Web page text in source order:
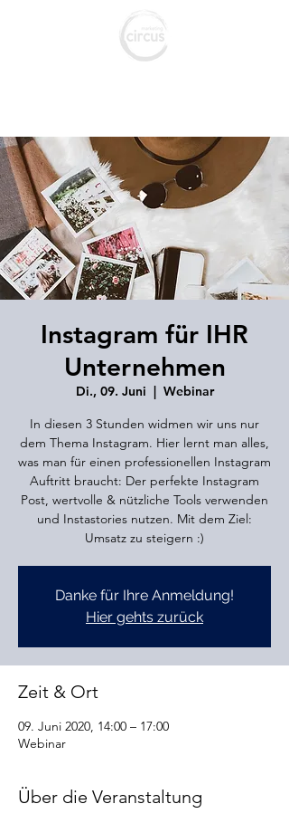
Instagram für IHR
Unternehmen
Di., 09. Juni
  |
Webinar
In diesen 3 Stunden widmen wir uns nur
dem Thema Instagram. Hier lernt man alles,
was man für einen professionellen Instagram
Auftritt braucht: Der perfekte Instagram
Post, wertvolle & nützliche Tools verwenden
und Instastories nutzen. Mit dem Ziel:
Umsatz zu steigern :)
Danke für Ihre Anmeldung!
Hier gehts zurück
Zeit & Ort
09. Juni 2020, 14:00 – 17:00
Webinar
Über die Veranstaltung